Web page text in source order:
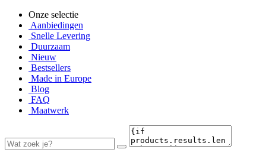
Onze selectie
Aanbiedingen
Snelle Levering
Duurzaam
Nieuw
Bestsellers
Made in Europe
Blog
FAQ
Maatwerk